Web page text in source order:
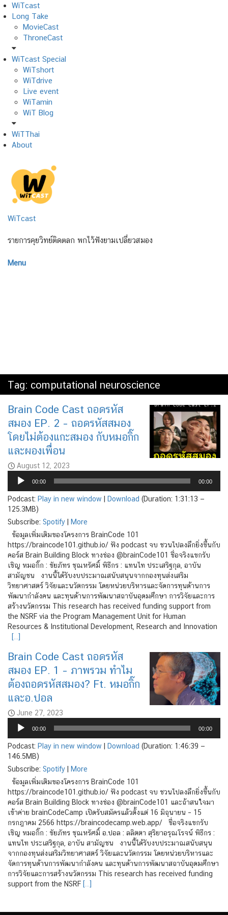
Skip
to
content
WiTcast
Long Take
MovieCast
ThroneCast
WiTcast Special
WiTshort
WiTdrive
Live event
WiTamin
WiT Blog
WiTThai
About
WiTcast
รายการคุยวิทย์ติดตลก พกไว้ฟังยามเปลี่ยวสมอง
Menu
Tag: computational neuroscience
Brain Code Cast ถอดรหัส
สมอง EP. 2 – ถอดรหัสสมอง
โดยไม่ต้องแกะสมอง กับหมอกิ๊ก
และผองเพื่อน
August 12, 2023
Audio
Player
00:00 00:00
Podcast: Play in new window | Download (Duration: 1:31:13 —
125.3MB)
Subscribe: Spotify | More
ข้อมูลเพิ่มเติมของโครงการ BrainCode 101
https://braincode101.github.io/ ฟัง podcast จบ ชวนไปลงลึกยิ่งขึ้นกับ
คอร์ส Brain Building Block ทางช่อง @brainCode101 ชื่อจริงแขกรับ
เชิญ หมอกิ๊ก : ชัยภัทร ชุณหรัศมิ์ พิธีกร : แทนไท ประเสริฐกุล, อาบัน
สามัญชน งานนี้ได้รับงบประมาณสนับสนุนจากกองทุนส่งเสริม
วิทยาศาสตร์ วิจัยและนวัตกรรม โดยหน่วยบริหารและจัดการทุนด้านการ
พัฒนากำลังคน และทุนด้านการพัฒนาสถาบันอุดมศึกษา การวิจัยและการ
สร้างนวัตกรรม This research has received funding support from
the NSRF via the Program Management Unit for Human
Resources & Institutional Development, Research and Innovation
[…]
Brain Code Cast ถอดรหัส
สมอง EP. 1 – ภาพรวม ทำไม
ต้องถอดรหัสสมอง? Ft. หมอกิ๊ก
และอ.ปอล
June 27, 2023
Audio
Player
00:00 00:00
Podcast: Play in new window | Download (Duration: 1:46:39 —
146.5MB)
Subscribe: Spotify | More
ข้อมูลเพิ่มเติมของโครงการ BrainCode 101
https://braincode101.github.io/ ฟัง podcast จบ ชวนไปลงลึกยิ่งขึ้นกับ
คอร์ส Brain Building Block ทางช่อง @brainCode101 และถ้าสนใจมา
เข้าค่าย brainCodeCamp เปิดรับสมัครแล้วตั้งแต่ 16 มิถุนายน – 15
กรกฎาคม 2566 https://braincodecamp.web.app/ ชื่อจริงแขกรับ
เชิญ หมอกิ๊ก : ชัยภัทร ชุณหรัศมิ์ อ.ปอล : ลลิตตา สุริยาอรุณโรจน์ พิธีกร :
แทนไท ประเสริฐกุล, อาบัน สามัญชน งานนี้ได้รับงบประมาณสนับสนุน
จากกองทุนส่งเสริมวิทยาศาสตร์ วิจัยและนวัตกรรม โดยหน่วยบริหารและ
จัดการทุนด้านการพัฒนากำลังคน และทุนด้านการพัฒนาสถาบันอุดมศึกษา
การวิจัยและการสร้างนวัตกรรม This research has received funding
support from the NSRF […]